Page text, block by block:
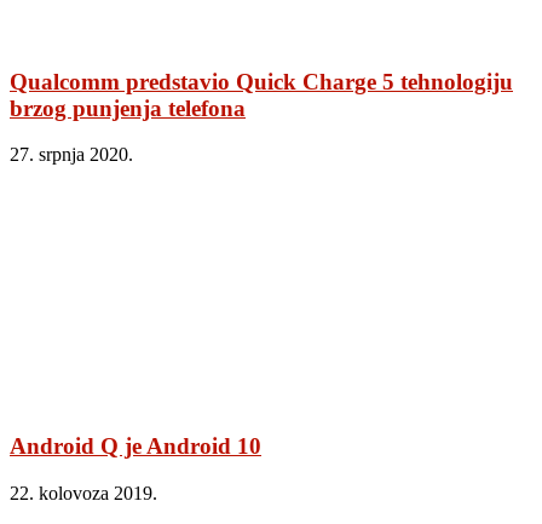
Qualcomm predstavio Quick Charge 5 tehnologiju
brzog punjenja telefona
27. srpnja 2020.
Android Q je Android 10
22. kolovoza 2019.